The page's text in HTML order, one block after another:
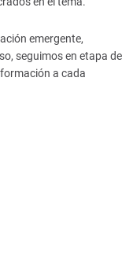
emergente,
seguimos en etapa de
a cada